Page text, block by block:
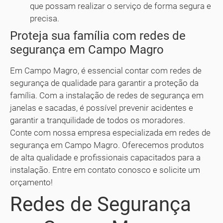
que possam realizar o serviço de forma segura e
precisa.
Proteja sua família com redes de
segurança em Campo Magro
Em Campo Magro, é essencial contar com redes de
segurança de qualidade para garantir a proteção da
família. Com a instalação de redes de segurança em
janelas e sacadas, é possível prevenir acidentes e
garantir a tranquilidade de todos os moradores.
Conte com nossa empresa especializada em redes de
segurança em Campo Magro. Oferecemos produtos
de alta qualidade e profissionais capacitados para a
instalação. Entre em contato conosco e solicite um
orçamento!
Redes de Segurança